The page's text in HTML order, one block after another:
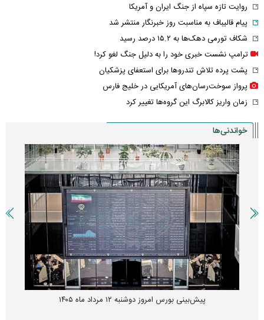
روایت تازه سپاه از جنگ ایران و آمریکا
پیام قالیباف به مناسبت روز خبرنگار منتشر شد
شکاف تورمی دهک‌ها به ۱۵.۲ درصد رسید
ترامپ نشست خبری خود را به دلیل جنگ لغو کرد!
پشت پرده تلاش تندروها برای استعفای پزشکیان
پرواز سوخت‌رسان‌های آمریکایی در خلیج فارس
زمان واریز کالابرگ این گروه‌ها تغییر کرد
خواندنی‌ها
پیش‌بینی بورس امروز دوشنبه ۱۲ مرداد ماه ۱۴۰۵